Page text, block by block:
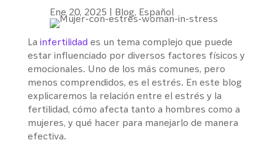
Ene 20, 2025 | Blog, Español
La infertilidades un tema complejo que puede
estar influenciado por diversos factores físicos y
emocionales. Uno de los más comunes, pero
menos comprendidos, es el estrés. En este blog
explicaremos la relación entre el estrés y la
fertilidad, cómo afecta tanto a hombres como a
mujeres, y qué hacer para manejarlo de manera
efectiva.